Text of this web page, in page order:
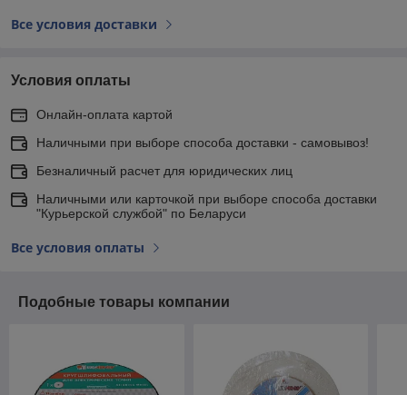
Все условия доставки
Условия оплаты
Онлайн-оплата картой
Наличными при выборе способа доставки - самовывоз!
Безналичный расчет для юридических лиц
Наличными или карточкой при выборе способа доставки
"Курьерской службой" по Беларуси
Все условия оплаты
Подобные товары компании